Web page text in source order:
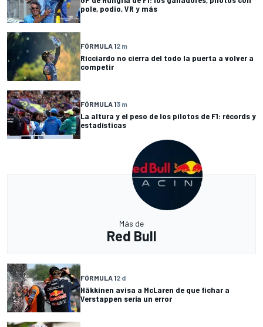
pole, podio, VR y más
FÓRMULA 12 m
Ricciardo no cierra del todo la puerta a volver a
competir
FÓRMULA 13 m
La altura y el peso de los pilotos de F1: récords y
estadísticas
Más de
Red Bull
FÓRMULA 12 d
Häkkinen avisa a McLaren de que fichar a
Verstappen sería un error